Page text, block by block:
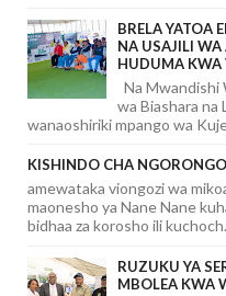
BRELA YATOA
NA USAJILI
HUDUMA KWA
Na Mwandishi
wa Biashara na
wanaoshiriki mpango wa
KISHINDO CHA
amewataka viongozi wa
maonesho ya Nane Nane
bidhaa za korosho ili
RUZUKU YA
MBOLEA KWA